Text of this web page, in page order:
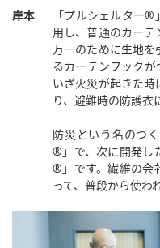
岸本
「プルシェルター
用し、普通のカーテ
万一のために生地
るカーテンフックが
いざ火災が起きた
り、避難時の防護衣
防災という名のつ
®︎」で、次に開発し
®」です。繊維の会
って、普段から使わ